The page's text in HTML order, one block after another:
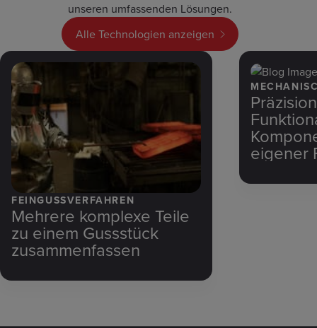
unseren umfassenden Lösungen.
Alle Technologien anzeigen
FEINGUSSVERFAHREN
Mehrere komplexe Teile
zu einem Gussstück
zusammenfassen
eigener